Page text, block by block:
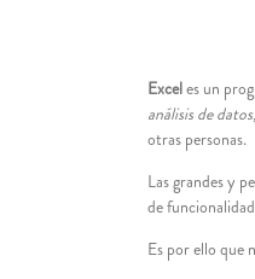
Exceles un
análisis de datos
otras personas.
Las grandes y
de
Es por ello que